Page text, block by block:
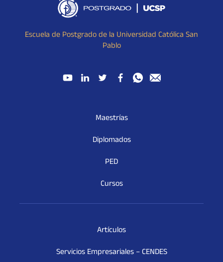
Escuela de Postgrado de la Universidad Católica San
Pablo
Maestrías
Diplomados
PED
Cursos
Artículos
Servicios Empresariales – CENDES